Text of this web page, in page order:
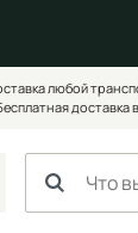
любой
доставка